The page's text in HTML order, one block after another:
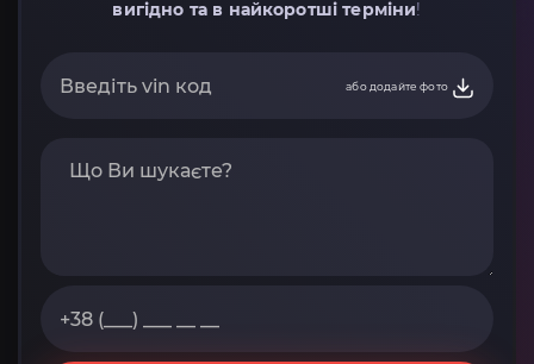
вигідно та в найкоротші терміни!
або додайте фото